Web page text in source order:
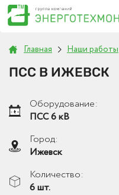
Главная Наши работы
ПСС В ИЖЕВСК
Оборудование:
ПСС 6 кВ
Город:
Ижевск
Количество:
6 шт.